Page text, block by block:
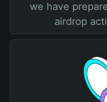
we have
airdrop